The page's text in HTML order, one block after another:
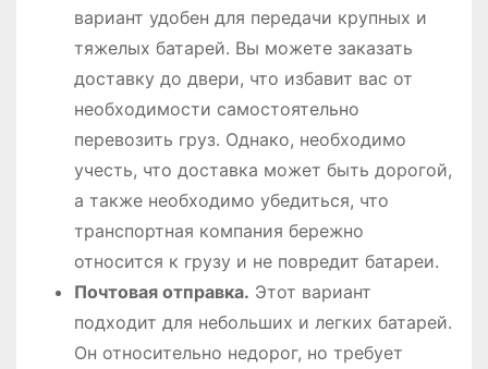
вариант удобен для передачи крупных и
тяжелых батарей․ Вы можете заказать
доставку до двери, что избавит вас от
необходимости самостоятельно
перевозить груз․ Однако, необходимо
учесть, что доставка может быть дорогой,
а также необходимо убедиться, что
транспортная компания бережно
относится к грузу и не повредит батареи․
Почтовая отправка․ Этот вариант
подходит для небольших и легких батарей․
Он относительно недорог, но требует